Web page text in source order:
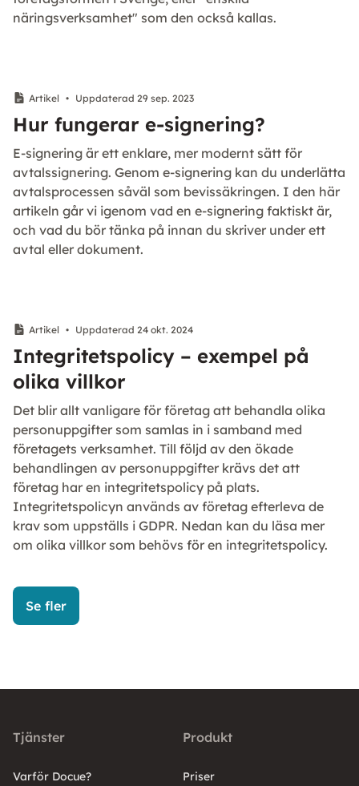
näringsverksamhet" som den också kallas.
Artikel • Uppdaterad 29 sep. 2023
Hur fungerar e-signering?
E-signering är ett enklare, mer modernt sätt för
avtalssignering. Genom e-signering kan du underlätta
avtalsprocessen såväl som bevissäkringen. I den här
artikeln går vi igenom vad en e-signering faktiskt är,
och vad du bör tänka på innan du skriver under ett
avtal eller dokument.
Artikel • Uppdaterad 24 okt. 2024
Integritetspolicy – exempel på
olika villkor
Det blir allt vanligare för företag att behandla olika
personuppgifter som samlas in i samband med
företagets verksamhet. Till följd av den ökade
behandlingen av personuppgifter krävs det att
företag har en integritetspolicy på plats.
Integritetspolicyn används av företag efterleva de
krav som uppställs i GDPR. Nedan kan du läsa mer
om olika villkor som behövs för en integritetspolicy.
Se fler
Tjänster
Varför Docue?
Produkt
Priser